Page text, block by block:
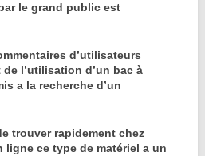
le grand public est
d’utilisateurs
l’utilisation d’un bac à
a la recherche d’un
trouver rapidement chez
ligne ce type de matériel a un